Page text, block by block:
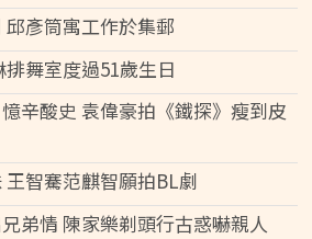
彥筒寓工作於集郵
舞室度過51歲生日
辛酸史 袁偉豪拍《鐵探》瘦到皮
智騫范麒智願拍BL劇
弟情 陳家樂剃頭行古惑嚇親人